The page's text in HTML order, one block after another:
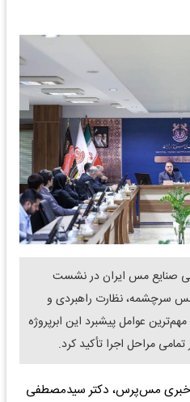
صنایع مس ایران در نشست
۳و۴ مجتمع مس سرچشمه، نظارت راهبردی و
عوامل پیشبرد این ابرپروژه
مراحل اجرا تأکید کرد.
خبری مس‌پرس، دکتر سیدمصطفی